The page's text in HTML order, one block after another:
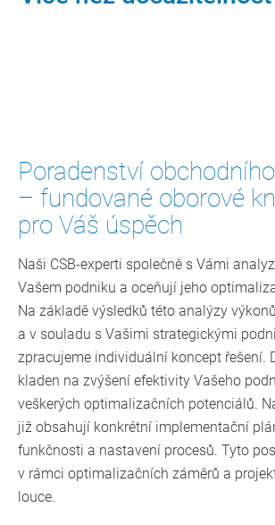
Poradenství
– fundované oborové
pro Váš úspěch
Naši CSB-experti společně s Vámi
Vašem podniku a oceňují jeho
Na základě výsledků této analýzy
a v souladu s Vašimi strategickými
zpracujeme individuální koncept řešení.
kladen na zvýšení efektivity Vašeho
veškerých optimalizačních potenciálů.
již obsahují konkrétní implementační
funkčnosti a nastavení procesů. Tyto
v rámci optimalizačních záměrů a
louce.